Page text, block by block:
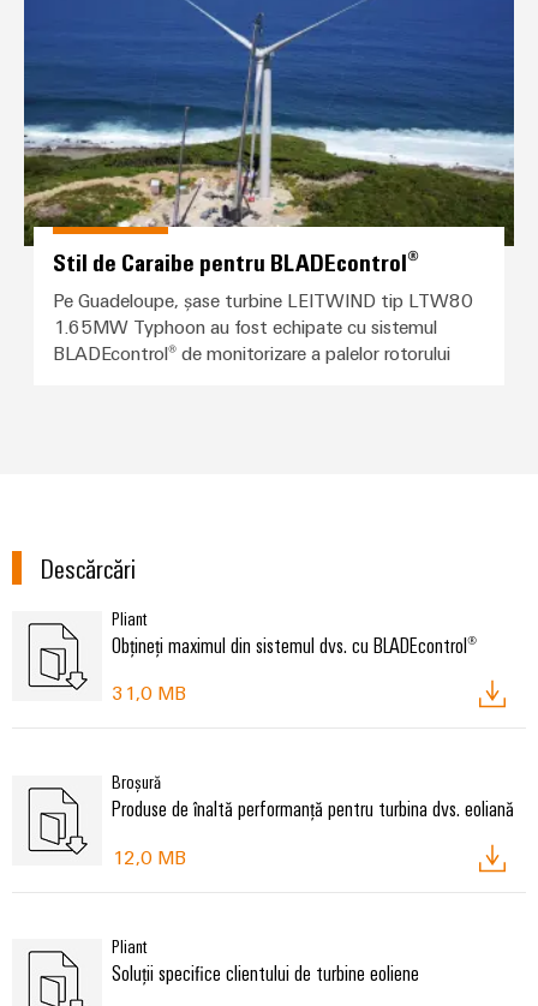
Stil de Caraibe pentru BLADEcontrol®
Pe Guadeloupe, șase turbine LEITWIND tip LTW80
1.65MW Typhoon au fost echipate cu sistemul
BLADEcontrol® de monitorizare a palelor rotorului
Descărcări
Pliant
Obțineți maximul din sistemul dvs. cu BLADEcontrol®
31,0 MB
Broșură
Produse de înaltă performanță pentru turbina dvs. eoliană
12,0 MB
Pliant
Soluții specifice clientului de turbine eoliene